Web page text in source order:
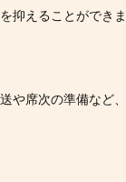
抑えることができ
や席次の準備など